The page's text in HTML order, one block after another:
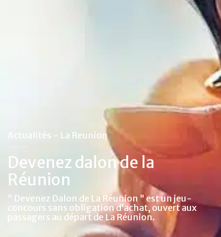
Actualités - La Reunion
Devenez dalon de la
Réunion
" Devenez Dalon de La Réunion " est un jeu-
concours sans obligation d’achat, ouvert aux
passagers au départ de La Réunion.